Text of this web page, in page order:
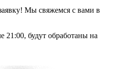
Мы свяжемся с вами в
21:00, будут обработаны на